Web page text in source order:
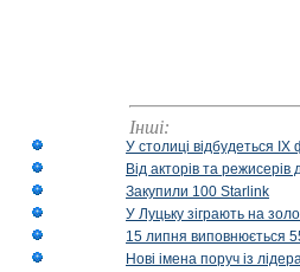
Інші:
У столиці відбудеться
Від акторів та
Закупили 100 Starlink
У Луцьку зіграють на
15 липня виповнюється
Нові імена поруч із